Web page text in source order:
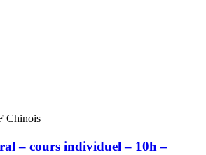
Chinois
– cours individuel – 10h –